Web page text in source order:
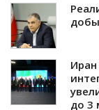
Иран
до 3